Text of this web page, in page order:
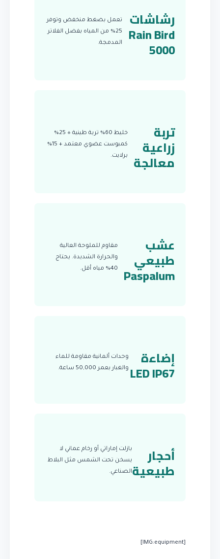
رشاشات
Rain Bird
5000
تعمل بضغط منخفض وتوفر
25% من المياه بفضل الفلاتر
المدمجة.
تربة
زراعية
معالجة
خليط 60% تربة طينية + 25%
كمبوست عضوي معتمد + 15%
برلايت.
عشب
طبيعي
Paspalum
مقاوم للملوحة العالية
والحرارة الشديدة. يحتاج
40% مياه أقل.
إضاءة
LED IP67
وحدات ألمانية مقاومة للماء
والغبار بعمر 50,000 ساعة.
أحجار
طبيعية
بازلت إماراتي أو رخام عماني لا
يسخن تحت الشمس مثل البلاط
الصناعي.